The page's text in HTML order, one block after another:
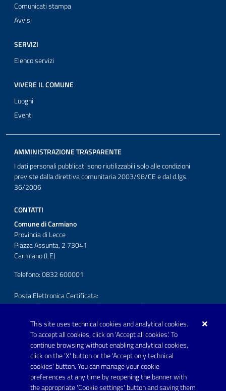
This site uses technical cookies and analytical cookies.
To accept all cookies, click on 'Accept all cookies'. To
continue browsing without enabling analytical cookies,
click on the 'X' button or the 'Accept only technical
cookies' button. You can manage your cookie
preferences at any time by reopening the banner with
the appropriate 'Cookie settings' button and saving them
Comunicati stampa
Avvisi
SERVIZI
Elenco servizi
VIVERE IL COMUNE
Luoghi
Eventi
AMMINISTRAZIONE TRASPARENTE
I dati personali pubblicati sono riutilizzabili solo alle condizioni
previste dalla direttiva comunitaria 2003/98/CE e dal d.lgs.
36/2006
CONTATTI
Comune di Carmiano
Provincia di Lecce
Piazza Assunta, 2 73041
Carmiano (LE)
Telefono: 0832 600001
Posta Elettronica Certificata:
protocollo.comunecarmiano@pec.rupar.puglia.it
URP - Ufficio Relazioni con il Pubblico
FOLLOW US ON
Youtube